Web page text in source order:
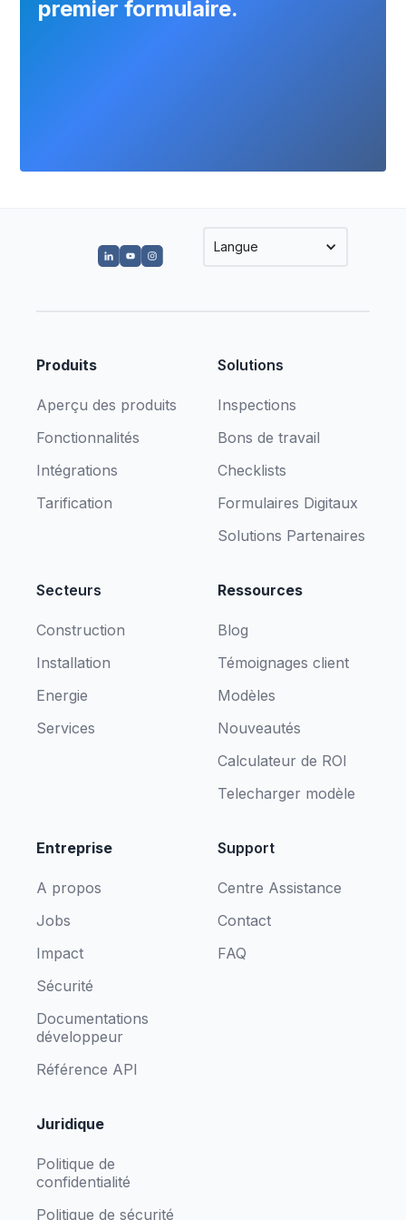
premier formulaire.
Langue
Produits
Aperçu des produits
Fonctionnalités
Intégrations
Tarification
Solutions
Inspections
Bons de travail
Checklists
Formulaires Digitaux
Solutions Partenaires
Secteurs
Construction
Installation
Energie
Services
Ressources
Blog
Témoignages client
Modèles
Nouveautés
Calculateur de ROI
Telecharger modèle
Entreprise
A propos
Jobs
Impact
Sécurité
Documentations
développeur
Référence API
Support
Centre Assistance
Contact
FAQ
Juridique
Politique de
confidentialité
Politique de sécurité